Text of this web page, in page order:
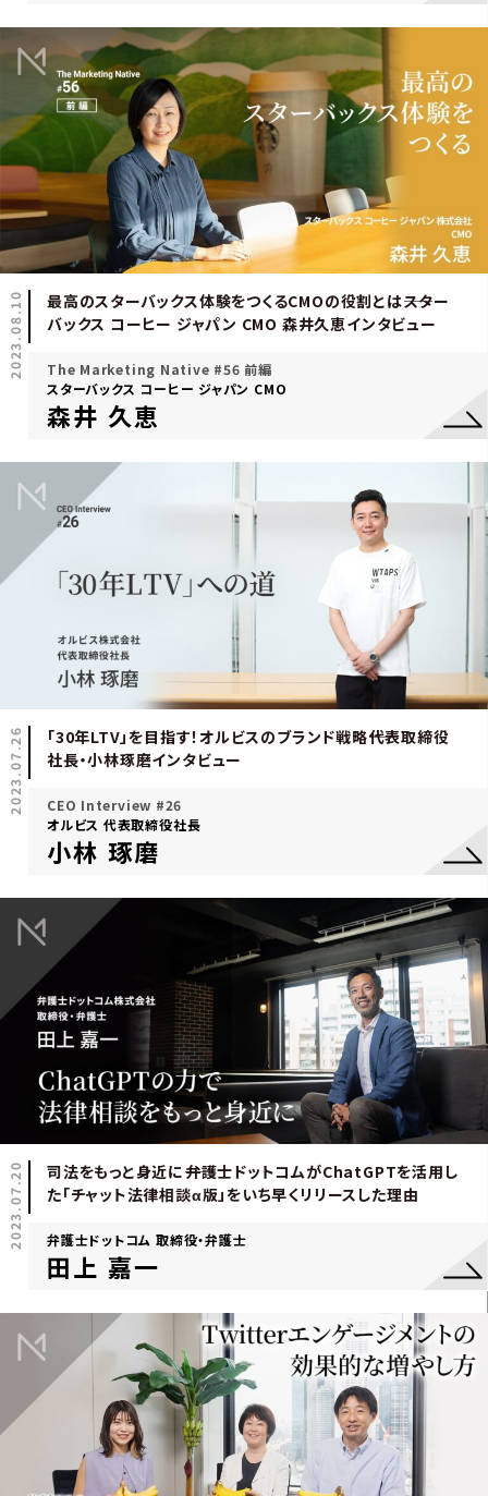
2023.08.10
最高のスターバックス体験をつくるCMOの役割とは――スター
バックス コーヒー ジャパン CMO 森井久恵インタビュー
The Marketing Native #56 前編
スターバックス コーヒー ジャパン CMO
森井 久恵
2023.07.26
「30年LTV」を目指す！オルビスのブランド戦略――代表取締役
社長・小林琢磨インタビュー
CEO Interview #26
オルビス 代表取締役社長
小林 琢磨
2023.07.20
司法をもっと身近に――弁護士ドットコムがChatGPTを活用し
た「チャット法律相談α版」をいち早くリリースした理由
弁護士ドットコム 取締役・弁護士
田上 嘉一